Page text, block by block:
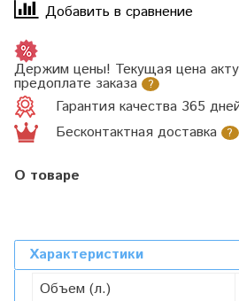
Добавить в сравнение
Держим цены! Текущая цена
предоплате заказа ?
Гарантия качества 365
Бесконтактная доставка
?
О товаре
Характеристики
Объем (л.)